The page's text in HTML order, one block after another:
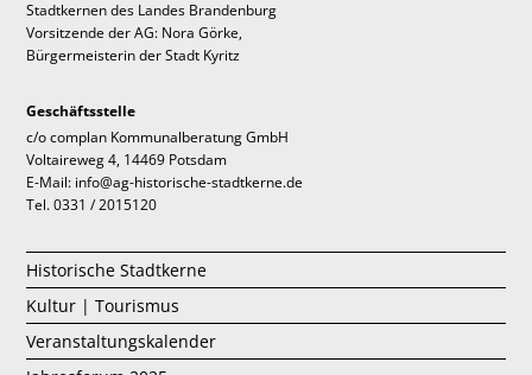
Stadtkernen des Landes Brandenburg
Vorsitzende der AG: Nora Görke,
Bürgermeisterin der Stadt Kyritz
Geschäftsstelle
c/o complan Kommunalberatung GmbH
Voltaireweg 4, 14469 Potsdam
E-Mail: info@ag-historische-stadtkerne.de
Tel. 0331 / 2015120
Historische Stadtkerne
Kultur | Tourismus
Veranstaltungskalender